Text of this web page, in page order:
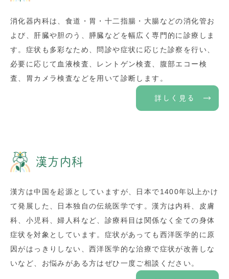
消化器内科は、食道・胃・十二指腸・大腸などの消化管お
よび、肝臓や胆のう、膵臓などを幅広く専門的に診療しま
す。症状も多彩なため、問診や症状に応じた診察を行い、
必要に応じて血液検査、レントゲン検査、腹部エコー検
査、胃カメラ検査などを用いて診断します。
詳しく見る
漢方内科
漢方は中国を起源としていますが、日本で1400年以上かけ
て発展した、日本独自の伝統医学です。漢方は内科、皮膚
科、小児科、婦人科など、診療科目は関係なく全ての身体
症状を対象としています。症状があっても西洋医学的に原
因がはっきりしない、西洋医学的な治療で症状が改善しな
いなど、お悩みがある方はぜひ一度ご相談ください。